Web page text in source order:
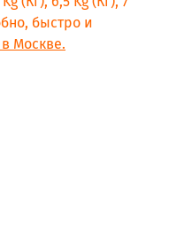
быстро и
Москве.